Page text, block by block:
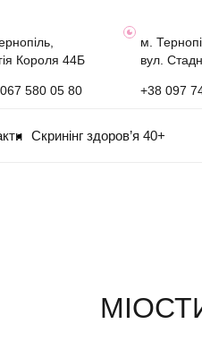
Короля 44Б
580 05 80
м.
вул.
+38 097
Скринінг здоров’я 40+